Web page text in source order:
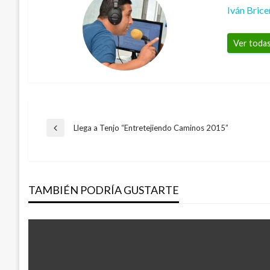
Iván
Ver
Navegación
entradas
Entrada
Llega a Tenjo “Entretejiendo Caminos 2015”
TAMBIÉN PODRÍA GUSTARTE